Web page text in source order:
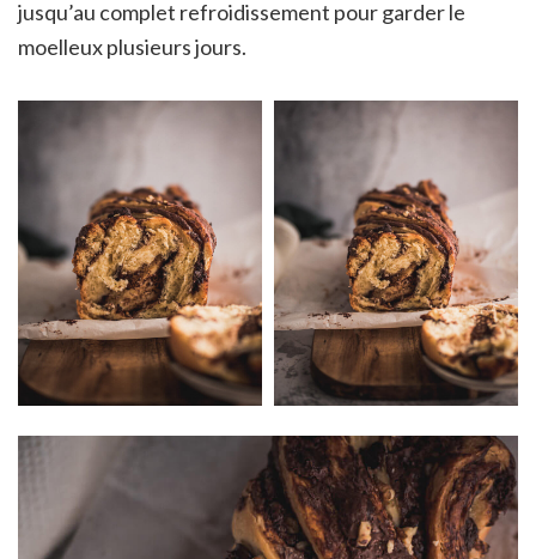
jusqu’au complet refroidissement pour garder le
moelleux plusieurs jours.